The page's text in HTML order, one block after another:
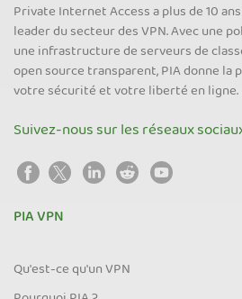
Private Internet Access a plus de 10
leader du secteur des VPN. Avec une
une infrastructure de serveurs de
open source transparent, PIA donne
votre sécurité et votre liberté en ligne.
Suivez-nous sur les réseaux
PIA VPN
Qu'est-ce qu'un VPN